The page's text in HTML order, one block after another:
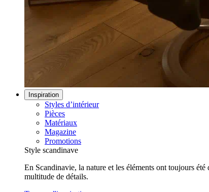
Inspiration
Styles d’intérieur
Pièces
Matériaux
Magazine
Promotions
Style scandinave
En Scandinavie, la nature et les éléments ont toujours
multitude de détails.